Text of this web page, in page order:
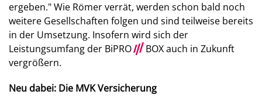
ergeben." Wie Römer verrät, werden schon bald noch
weitere Gesellschaften folgen und sind teilweise bereits
in der Umsetzung. Insofern wird sich der
Leistungsumfang der BiPRO/// BOX auch in Zukunft
vergrößern.
Neu dabei: Die MVK Versicherung